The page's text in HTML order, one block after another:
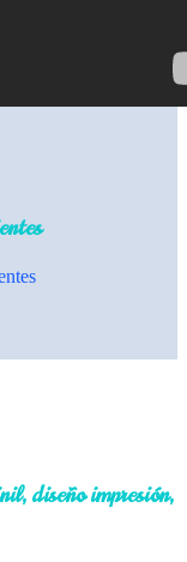
diseño impresión,